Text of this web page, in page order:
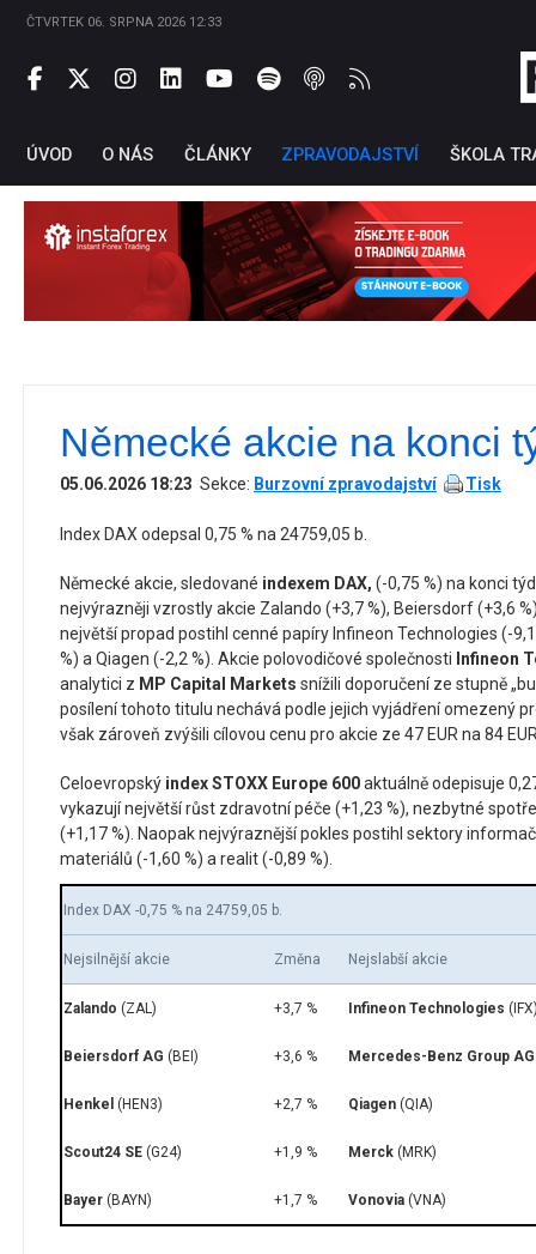
ČTVRTEK 06. SRPNA 2026 12:33
ÚVOD O NÁS ČLÁNKY ZPRAVODAJSTVÍ ŠKOLA
Německé akcie na konci
05.06.2026 18:23 Sekce: Burzovní zpravodajství Tisk
Index DAX odepsal 0,75 % na 24759,05 b.
Německé akcie, sledované indexem DAX, (-0,75 %) na konci
nejvýrazněji vzrostly akcie Zalando (+3,7 %), Beiersdorf (+3,6
největší propad postihl cenné papíry Infineon Technologies (-
%) a Qiagen (-2,2 %). Akcie polovodičové společnosti Infineon
analytici z MP Capital Markets snížili doporučení ze stupně
posílení tohoto titulu nechává podle jejich vyjádření omezený
však zároveň zvýšili cílovou cenu pro akcie ze 47 EUR na 84
Celoevropský index STOXX Europe 600aktuálně odepisuje
vykazují největší růst zdravotní péče (+1,23 %), nezbytné
(+1,17 %). Naopak nejvýraznější pokles postihl sektory
materiálů (-1,60 %) a realit (-0,89 %).
Index DAX -0,75 % na 24759,05 b.
Nejsilnější akcie Změna Nejslabší akcie
Zalando (ZAL) +3,7 % Infineon Technologies
Beiersdorf AG (BEI) +3,6 % Mercedes-Benz Group AG
Henkel (HEN3) +2,7 % Qiagen (QIA)
Scout24 SE (G24) +1,9 % Merck (MRK)
Bayer (BAYN) +1,7 % Vonovia (VNA)